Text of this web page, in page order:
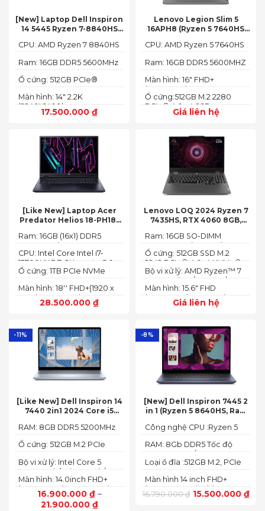
[New] Laptop Dell Inspiron
14 5445 Ryzen 7-8840HS
Radeon 780M Màn 14inch
17.500.000 ₫
Màn hình: 14" 2.2K
(2240X1400)
Ổ cứng: 512GB PCIe®
Ram: 16GB DDR5 5600MHz
CPU: AMD Ryzen 7 8840HS
Lenovo Legion Slim 5
16APH8 (Ryzen 5 7640HS
4060 16″ FHD+ 144Hz)
Giá liên hệ
Ổ cứng:512GB M.2 2280
PCIe® 4.0 x4 SSD
Màn hình: 16" FHD+
(1920x1200) IPS
Ram: 16GB DDR5 5600MHZ
CPU: AMD Ryzen 5 7640HS
[Like New] Laptop Acer
Predator Helios 18-PH18-
13700HX, RTX 4060 8GB,
16GB, SSD 1TB, 18″ FHD+
165HZ)
28.500.000 ₫
Màn hình: 18'' FHD+(1920 x
1200) 165 Hz In-plane
Switching (IPS)
Ổ cứng: 1TB PCIe NVMe
CPU: Intel Core Intel i7-
13700HX 3.7 GHz up to 5.0
GHz 30MB
Ram: 16GB (16x1) DDR5
4800MHz (2x SO-DIMM
socket, up to 32GB
Lenovo LOQ 2024 Ryzen 7
7435HS, RTX 4060 8GB,
144Hz, 100% sRGB
Giá liên hệ
Màn hình: 15.6" FHD
(1920x1080) IPS 300nits
Anti-glare, 100% sRGB,
Bộ vi xử lý: AMD Ryzen™ 7
74355HS (8C / 16T, 3.8 /
5.1GHz, 8MB L2 / 16MB L3)
Ổ cứng: 512GB SSD M.2
2242 PCIe® 4.0x4 NVMe®
(2 slots nvme)
Ram: 16GB SO-DIMM
DDR5-5600 (max 64)
-11%
[Like New] Dell Inspiron 14
7440 2in1 2024 Core i5
FHD+
16.900.000 ₫–
21.900.000 ₫
Màn hình: 14.0inch FHD+
(1920 x 1200) 60Hz,250 nits
Bộ vi xử lý: Intel Core 5
120U, 10 nhân (2P + 8E) / 12
luồng
Ổ cứng: 512GB M.2 PCIe
RAM: 8GB DDR5 5200MHz
-8%
[New] Dell Inspiron 7445 2
in 1 (Ryzen 5 8640HS, Ram
Radeon,14 FHD+ Touch)
16.790.000₫ 15.500.000 ₫
Màn hình 14 inch FHD+
(1920 x 1200 pixels)
Loại ổ đĩa :512GB M.2, PCIe
RAM: 8Gb DDR5 Tốc độ
BUS :5200MT/s
Công nghệ CPU :Ryzen 5